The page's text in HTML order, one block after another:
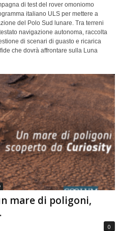
di test del rover omoniomo
italiano ULS per mettere a
del Polo Sud lunare. Tra terreni
navigazione autonoma, raccolta
di scenari di guasto e ricarica
che dovrà affrontare sulla Luna
mare di poligoni,
0